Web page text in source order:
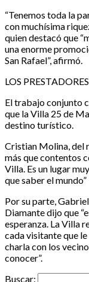
“Tenemos toda la
con muchísima
quien destacó que
una enorme
San Rafael”, afirmó.
LOS PRESTADORES
El trabajo conjunto
que la Villa 25 de
destino turístico.
Cristian Molina, del
más que contentos
Villa. Es un lugar
que saber el mundo”
Por su parte,
Diamante dijo que
esperanza. La Villa
cada visitante que
charla con los
conocer”.
Buscar: